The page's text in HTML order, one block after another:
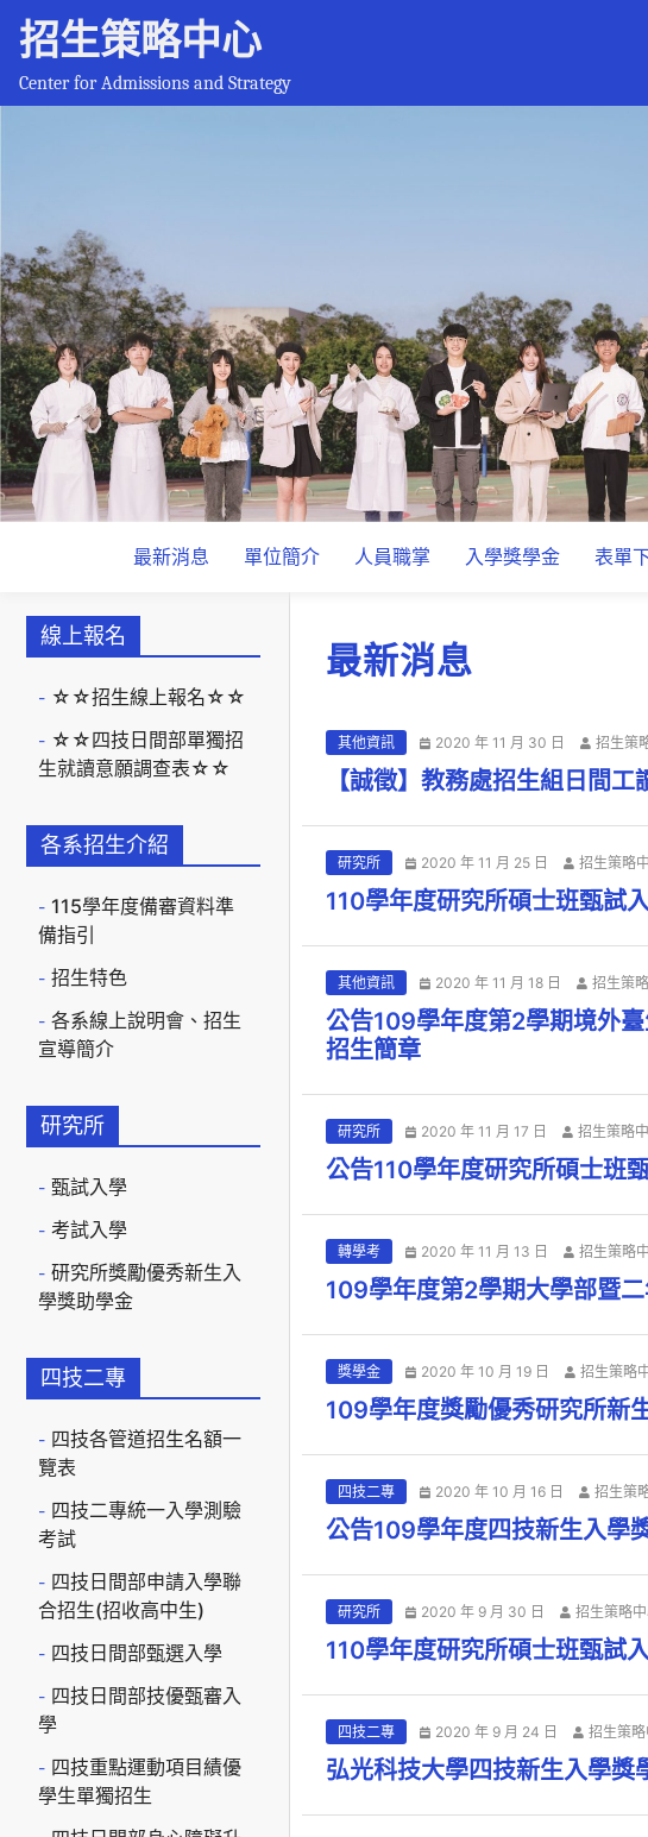
招生策略中心
Center for Admissions and Strategy
最新消息 單位簡介 人員職掌 入學獎學金 表單
線上報名
☆☆招生線上報名☆☆
☆☆四技日間部單獨招
生就讀意願調查表☆☆
各系招生介紹
115學年度備審資料準
備指引
招生特色
各系線上說明會、招生
宣導簡介
研究所
甄試入學
考試入學
研究所獎勵優秀新生入
學獎助學金
四技二專
四技各管道招生名額一
覽表
四技二專統一入學測驗
考試
四技日間部申請入學聯
合招生(招收高中生)
四技日間部甄選入學
四技日間部技優甄審入
學
四技重點運動項目績優
學生單獨招生
最新消息
其他資訊 2020 年 11 月 30 日 招生策
【誠徵】教務處招生組日間工
研究所 2020 年 11 月 25 日 招生策略
110學年度研究所碩士班甄試
其他資訊 2020 年 11 月 18 日 招生策
公告109學年度第2學期境外
招生簡章
研究所 2020 年 11 月 17 日 招生策略
公告110學年度研究所碩士班
轉學考 2020 年 11 月 13 日 招生策略
109學年度第2學期大學部暨
獎學金 2020 年 10 月 19 日 招生策略
109學年度獎勵優秀研究所新
四技二專 2020 年 10 月 16 日 招生策
公告109學年度四技新生入學
研究所 2020 年 9 月 30 日 招生策略
110學年度研究所碩士班甄試
四技二專 2020 年 9 月 24 日 招生策
弘光科技大學四技新生入學獎